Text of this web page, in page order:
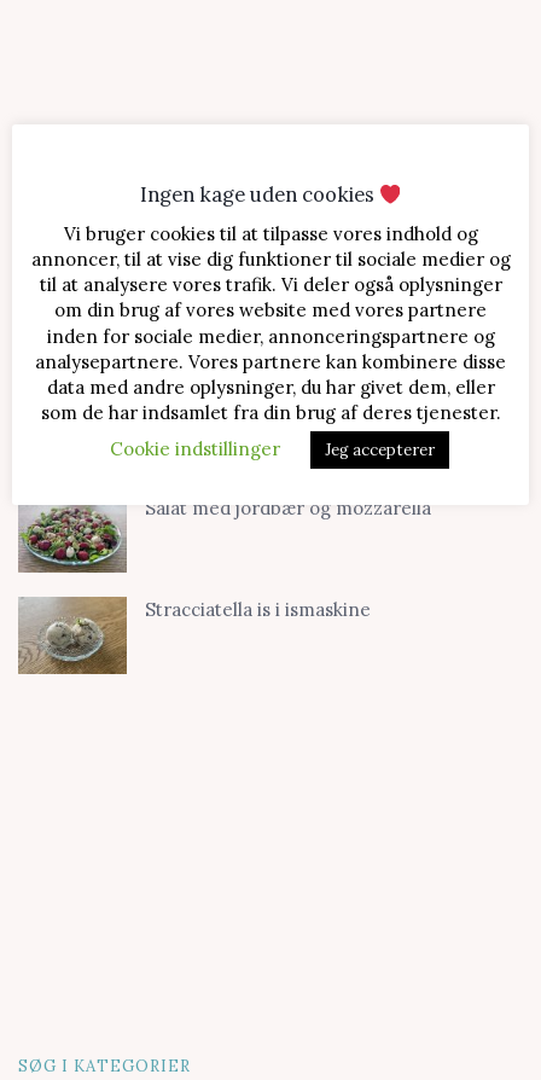
SENESTE OPSKRIFTER
Jordbærtærte med mascarponecreme
Klassisk cheesecake med kirsebær
Salat med jordbær og mozzarella
Stracciatella is i ismaskine
SØG I KATEGORIER
Ingen kage uden cookies
Vi bruger cookies til at tilpasse vores indhold og
annoncer, til at vise dig funktioner til sociale medier og
til at analysere vores trafik. Vi deler også oplysninger
om din brug af vores website med vores partnere
inden for sociale medier, annonceringspartnere og
analysepartnere. Vores partnere kan kombinere disse
data med andre oplysninger, du har givet dem, eller
som de har indsamlet fra din brug af deres tjenester.
Cookie indstillinger
Jeg accepterer